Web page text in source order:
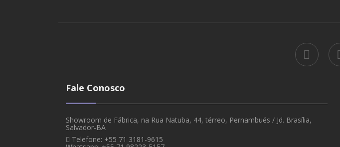
Fale Conosco
Showroom de Fábrica, na Rua Natuba, 44, térreo, Pernambués / Jd. Brasília,
Salvador-BA
Telefone: +55 71 3181-9615